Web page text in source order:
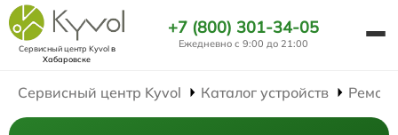
Сервисный центр Kyvolв
Хабаровске
+7 (800) 301-34-05
Ежедневно с 9:00 до 21:00
Сервисный центр Kyvol Каталог устройств